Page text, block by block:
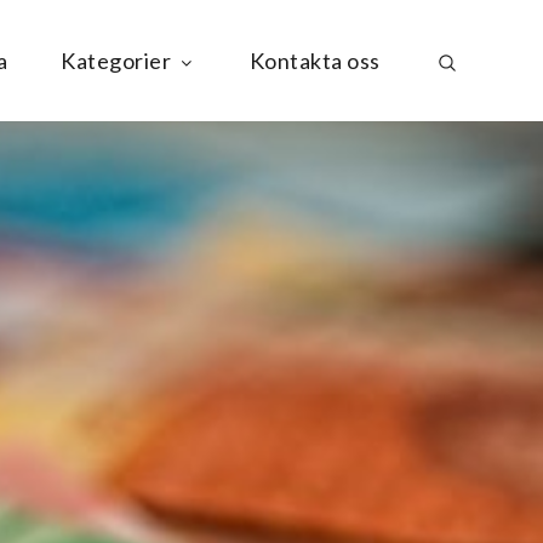
Kategorier Kontakta oss